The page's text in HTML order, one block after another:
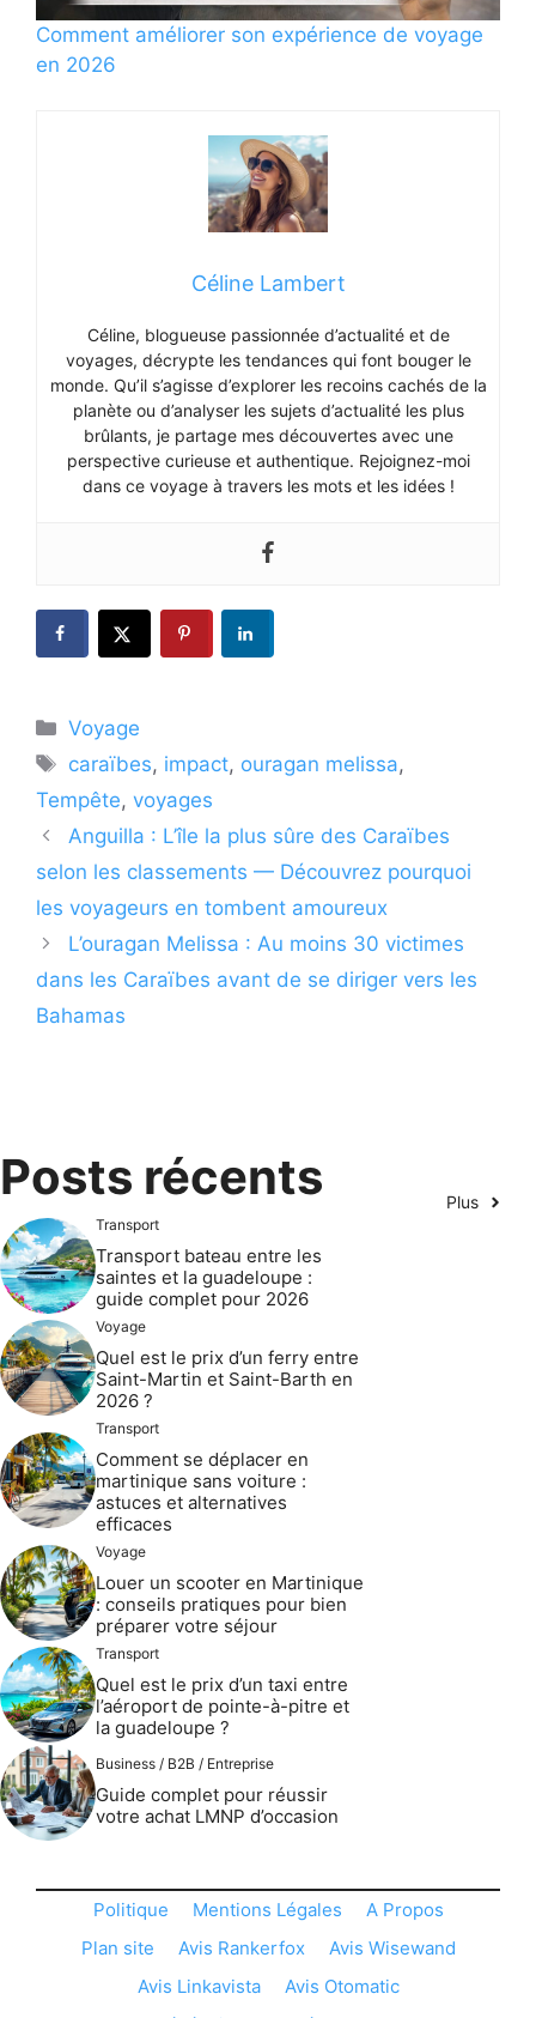
Comment améliorer son expérience de voyage
en 2026
Céline Lambert
Céline, blogueuse passionnée d’actualité et de
voyages, décrypte les tendances qui font bouger le
monde. Qu’il s’agisse d’explorer les recoins cachés de la
planète ou d’analyser les sujets d’actualité les plus
brûlants, je partage mes découvertes avec une
perspective curieuse et authentique. Rejoignez-moi
dans ce voyage à travers les mots et les idées !
Catégories
Voyage
Étiquettes
caraïbes, impact, ouragan melissa,
Tempête, voyages
Anguilla : L’île la plus sûre des Caraïbes
selon les classements — Découvrez pourquoi
les voyageurs en tombent amoureux
L’ouragan Melissa : Au moins 30 victimes
dans les Caraïbes avant de se diriger vers les
Bahamas
Posts récents Plus
Transport
Transport bateau entre les
saintes et la guadeloupe :
guide complet pour 2026
Voyage
Quel est le prix d’un ferry entre
Saint-Martin et Saint-Barth en
2026 ?
Transport
Comment se déplacer en
martinique sans voiture :
astuces et alternatives
efficaces
Voyage
Louer un scooter en Martinique
: conseils pratiques pour bien
préparer votre séjour
Transport
Quel est le prix d’un taxi entre
l’aéroport de pointe-à-pitre et
la guadeloupe ?
Business / B2B / Entreprise
Guide complet pour réussir
votre achat LMNP d’occasion
Politique Mentions Légales
A Propos
Plan site
Avis Rankerfox
Avis Wisewand
Avis Linkavista
Avis Otomatic